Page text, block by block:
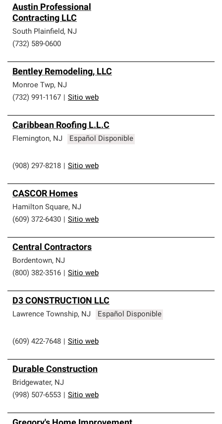
Austin Professional
Contracting LLC
South Plainfield, NJ
(732) 589-0600
Bentley Remodeling, LLC
Monroe Twp, NJ
(732) 991-1167
Sitio web
Caribbean Roofing L.L.C
Flemington, NJ Español Disponible
(908) 297-8218 Sitio web
CASCOR Homes
Hamilton Square, NJ
(609) 372-6430
Sitio web
Central Contractors
Bordentown, NJ
(800) 382-3516
Sitio web
D3 CONSTRUCTION LLC
Lawrence Township, NJ Español Disponible
(609) 422-7648 Sitio web
Durable Construction
Bridgewater, NJ
(998) 507-6553
Sitio web